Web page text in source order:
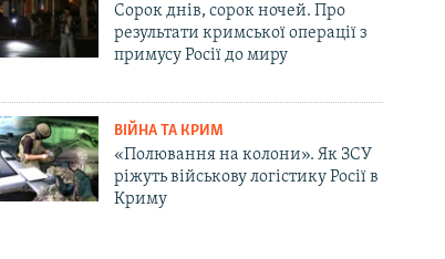
Сорок днів, сорок ночей. Про
результати кримської операції з
примусу Росії до миру
ВІЙНА ТА КРИМ
«Полювання на колони». Як ЗСУ
ріжуть військову логістику Росії в
Криму